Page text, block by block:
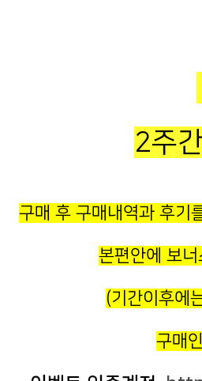
2주
구매 후 구매내역과 후
본편안에 보
(기간이후에
구매